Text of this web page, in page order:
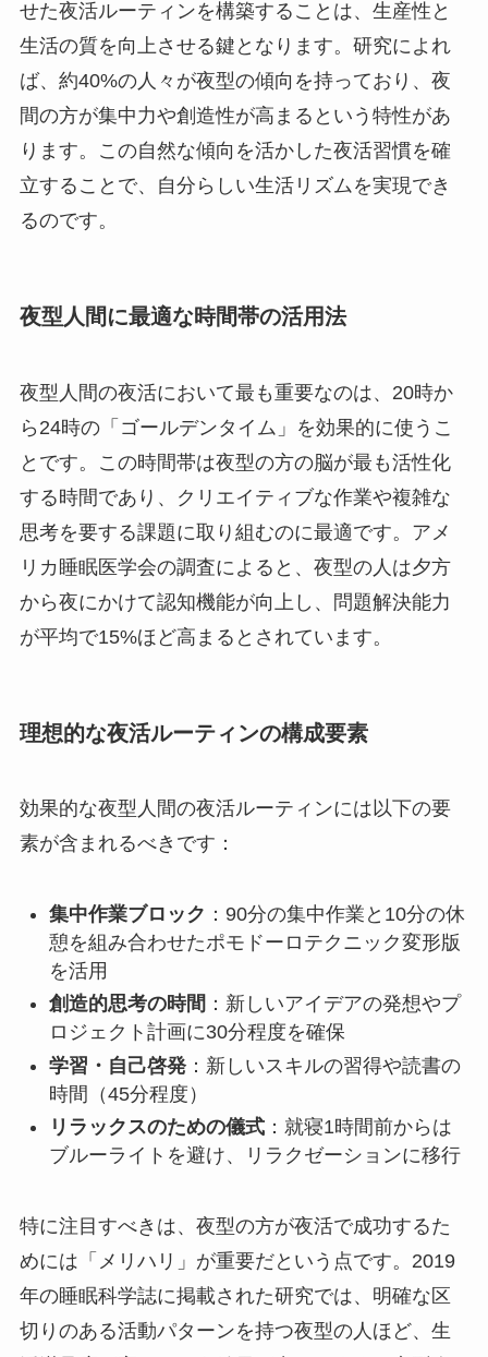
せた夜活ルーティンを構築することは、生産性と
生活の質を向上させる鍵となります。研究によれ
ば、約40%の人々が夜型の傾向を持っており、夜
間の方が集中力や創造性が高まるという特性があ
ります。この自然な傾向を活かした夜活習慣を確
立することで、自分らしい生活リズムを実現でき
るのです。
夜型人間に最適な時間帯の活用法
夜型人間の夜活において最も重要なのは、20時か
ら24時の「ゴールデンタイム」を効果的に使うこ
とです。この時間帯は夜型の方の脳が最も活性化
する時間であり、クリエイティブな作業や複雑な
思考を要する課題に取り組むのに最適です。アメ
リカ睡眠医学会の調査によると、夜型の人は夕方
から夜にかけて認知機能が向上し、問題解決能力
が平均で15%ほど高まるとされています。
理想的な夜活ルーティンの構成要素
効果的な夜型人間の夜活ルーティンには以下の要
素が含まれるべきです：
集中作業ブロック ：90分の集中作業と10分の休
憩を組み合わせたポモドーロテクニック変形版
を活用
創造的思考の時間 ：新しいアイデアの発想やプ
ロジェクト計画に30分程度を確保
学習・自己啓発：新しいスキルの習得や読書の
時間（45分程度）
リラックスのための儀式：就寝1時間前からは
ブルーライトを避け、リラクゼーションに移行
特に注目すべきは、夜型の方が夜活で成功するた
めには「メリハリ」が重要だという点です。2019
年の睡眠科学誌に掲載された研究では、明確な区
切りのある活動パターンを持つ夜型の人ほど、生